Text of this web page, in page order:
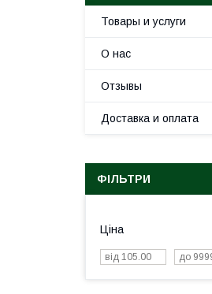
Товары и услуги
О нас
Отзывы
Доставка и оплата
ФІЛЬТРИ
Ціна